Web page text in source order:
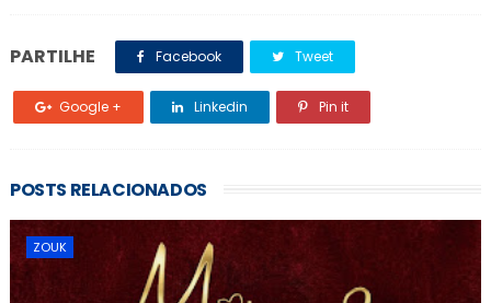
PARTILHE Facebook Tweet
Google + Linkedin Pin it
POSTS RELACIONADOS
ZOUK